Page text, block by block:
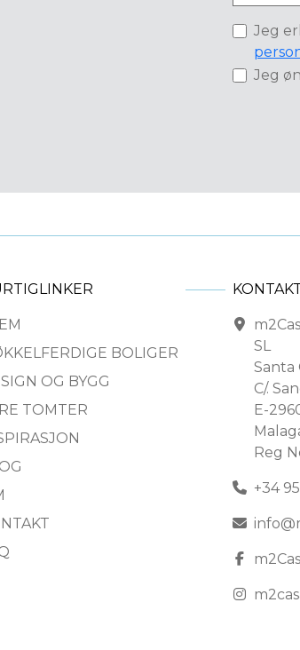
Jeg
Jeg
BOLIGER
OG BYGG
TOMTER
SL
Santa
C/.
E-
Reg
+34